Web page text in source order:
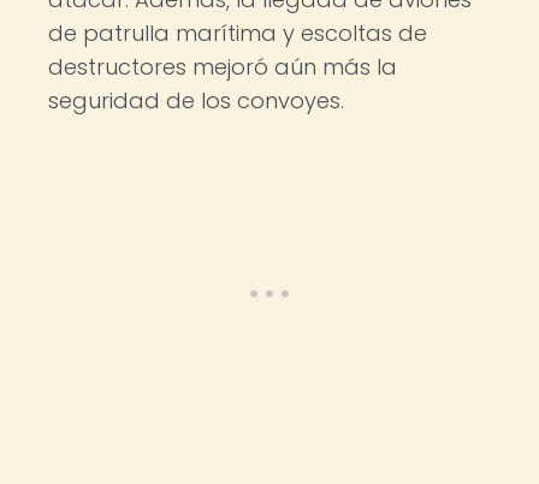
de patrulla marítima y escoltas de
destructores mejoró aún más la
seguridad de los convoyes.